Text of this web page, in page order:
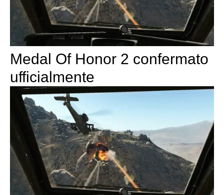
Medal Of Honor 2 confermato
ufficialmente